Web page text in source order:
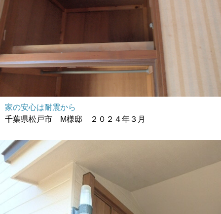
家の安心は耐震から
千葉県松戸市 M様邸 ２０２４年３月